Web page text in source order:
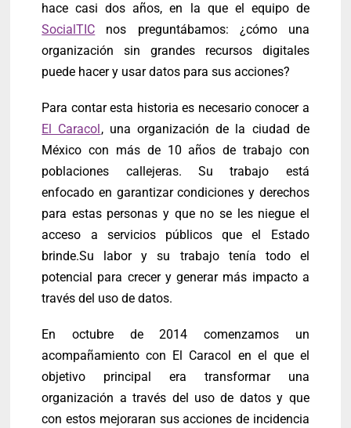
hace casi dos años, en la que el equipo de
SocialTIC nos preguntábamos: ¿cómo una
organización sin grandes recursos digitales
puede hacer y usar datos para sus acciones?
Para contar esta historia es necesario conocer a
El Caracol , una organización de la ciudad de
México con más de 10 años de trabajo con
poblaciones callejeras. Su trabajo está
enfocado en garantizar condiciones y derechos
para estas personas y que no se les niegue el
acceso a servicios públicos que el Estado
brinde.Su labor y su trabajo tenía todo el
potencial para crecer y generar más impacto a
través del uso de datos.
En octubre de 2014 comenzamos un
acompañamiento con El Caracol en el que el
objetivo principal era transformar una
organización a través del uso de datos y que
con estos mejoraran sus acciones de incidencia